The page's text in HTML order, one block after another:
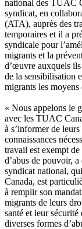
national des TUAC
syndicat, en
(ATA), auprès des
temporaires et il a
syndicale pour
migrants et la
d’œuvre auxquels
de la sensibilisation
migrants les moyens
« Nous appelons le
avec les TUAC
à s’informer de
connaissances
travail est exempt de
d’abus de pouvoir,
syndicat national,
Canada, est
à remplir son
migrants de leurs
santé et leur
diverses formes